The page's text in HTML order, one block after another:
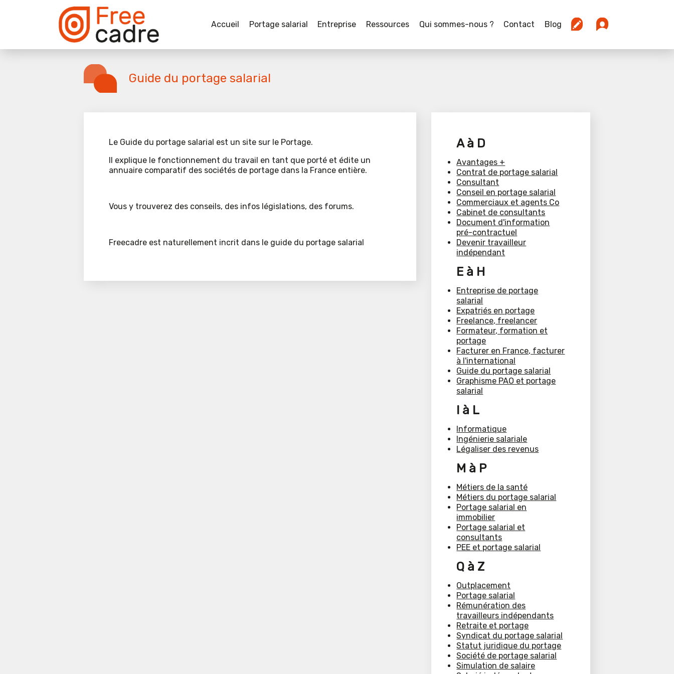
Accueil Portage salarial Entreprise Ressources Qui sommes-nous ? Contact Blog
Guide du portage salarial
Le Guide du portage salarial est un site sur le Portage.
Il explique le fonctionnement du travail en tant que porté et édite un
annuaire comparatif des sociétés de portage dans la France entière.
Vous y trouverez des conseils, des infos législations, des forums.
Freecadre est naturellement incrit dans le guide du portage salarial
A à D
Avantages +
Contrat de portage salarial
Consultant
Conseil en portage salarial
Commerciaux et agents Co
Cabinet de consultants
Document d'information
pré-contractuel
Devenir travailleur
indépendant
E à H
Entreprise de portage
salarial
Expatriés en portage
Freelance, freelancer
Formateur, formation et
portage
Facturer en France, facturer
à l'international
Guide du portage salarial
Graphisme PAO et portage
salarial
I à L
Informatique
Ingénierie salariale
Légaliser des revenus
M à P
Métiers de la santé
Métiers du portage salarial
Portage salarial en
immobilier
Portage salarial et
consultants
PEE et portage salarial
Q à Z
Outplacement
Portage salarial
Rémunération des
travailleurs indépendants
Retraite et portage
Syndicat du portage salarial
Statut juridique du portage
Société de portage salarial
Simulation de salaire